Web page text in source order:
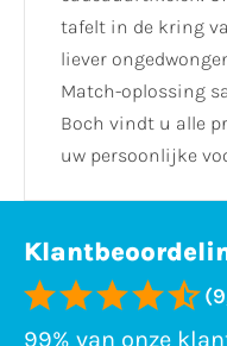
tafelt in de kring
liever
Match-oplossing
Boch vindt u alle
uw persoonlijke
99% van onze